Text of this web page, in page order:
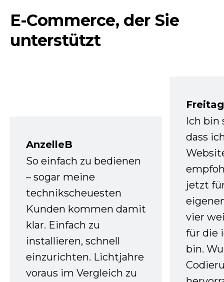
E-Commerce, der Sie
unterstützt
AnzelleB
So einfach zu bedienen
– sogar meine
technikscheuesten
Kunden kommen damit
klar. Einfach zu
installieren, schnell
einzurichten. Lichtjahre
voraus im Vergleich zu
Ich bin
dass
jetzt
vier
für die
bin.